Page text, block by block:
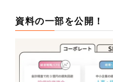
資料の一部を公開！